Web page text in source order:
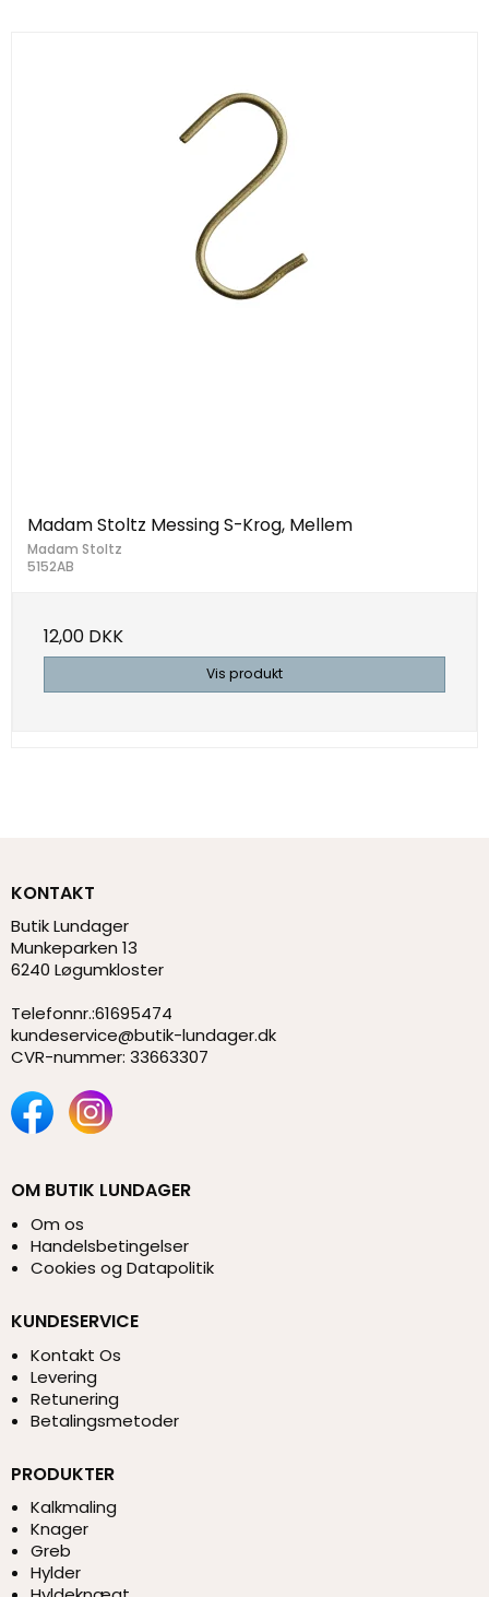
Madam Stoltz Messing S-Krog, Mellem
Madam Stoltz
5152AB
12,00 DKK
Vis produkt
KONTAKT
Butik Lundager
Munkeparken 13
6240 Løgumkloster
Telefonnr.:61695474
kundeservice@butik-lundager.dk
CVR-nummer: 33663307
OM BUTIK LUNDAGER
Om os
Handelsbetingelser
Cookies og Datapolitik
KUNDESERVICE
Kontakt Os
Levering
Retunering
Betalingsmetoder
PRODUKTER
Kalkmaling
Knager
Greb
Hylder